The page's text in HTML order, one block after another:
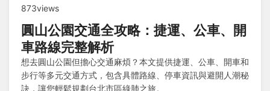
873views
圓山公園交通全攻略：捷運、公車、開
車路線完整解析
想去圓山公園但擔心交通麻煩？本文提供捷運、公車、開車和
步行等多元交通方式，包含具體路線、停車資訊與避開人潮秘
訣，讓您輕鬆規劃台北市區綠肺之旅。